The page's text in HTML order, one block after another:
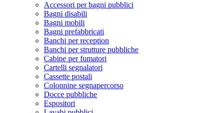
Accessori per bagni pubblici
Bagni disabili
Bagni mobili
Bagni prefabbricati
Banchi per reception
Banchi per strutture pubbliche
Cabine per fumatori
Cartelli segnalatori
Cassette postali
Colonnine segnapercorso
Docce pubbliche
Espositori